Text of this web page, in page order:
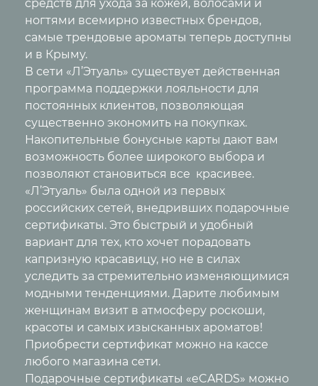
средств для ухода за кожей, волосами и
ногтями всемирно известных брендов,
самые трендовые ароматы теперь доступны
и в Крыму.
В сети «Л’Этуаль» существует действенная
программа поддержки лояльности для
постоянных клиентов, позволяющая
существенно экономить на покупках.
Накопительные бонусные карты дают вам
возможность более широкого выбора и
позволяют становиться все красивее.
«Л’Этуаль» была одной из первых
российских сетей, внедривших подарочные
сертификаты. Это быстрый и удобный
вариант для тех, кто хочет порадовать
капризную красавицу, но не в силах
уследить за стремительно изменяющимися
модными тенденциями. Дарите любимым
женщинам визит в атмосферу роскоши,
красоты и самых изысканных ароматов!
Приобрести сертификат можно на кассе
любого магазина сети.
Подарочные сертификаты «eCARDS» можно